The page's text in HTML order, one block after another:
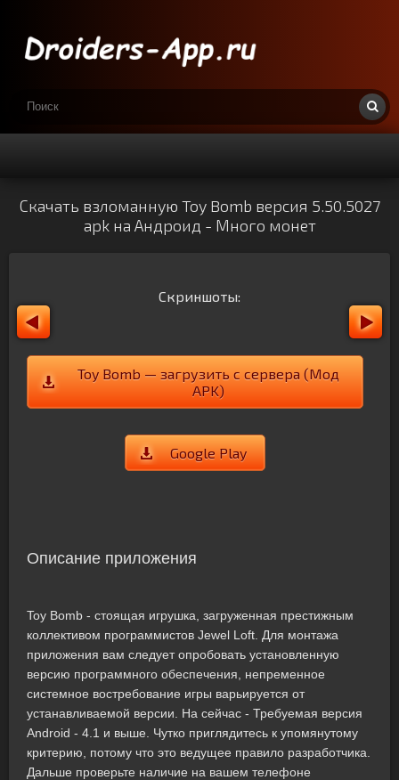
Скачать взломанную Toy Bomb версия 5.50.5027
apk на Андроид - Много монет
Скриншоты:
Toy Bomb — загрузить с сервера (Мод
APK)
Google Play
Описание приложения
Toy Bomb - стоящая игрушка, загруженная престижным
коллективом программистов Jewel Loft. Для монтажа
приложения вам следует опробовать установленную
версию программного обеспечения, непременное
системное востребование игры варьируется от
устанавливаемой версии. На сейчас - Требуемая версия
Android - 4.1 и выше. Чутко приглядитесь к упомянутому
критерию, потому что это ведущее правило разработчика.
Дальше проверьте наличие на вашем телефоне